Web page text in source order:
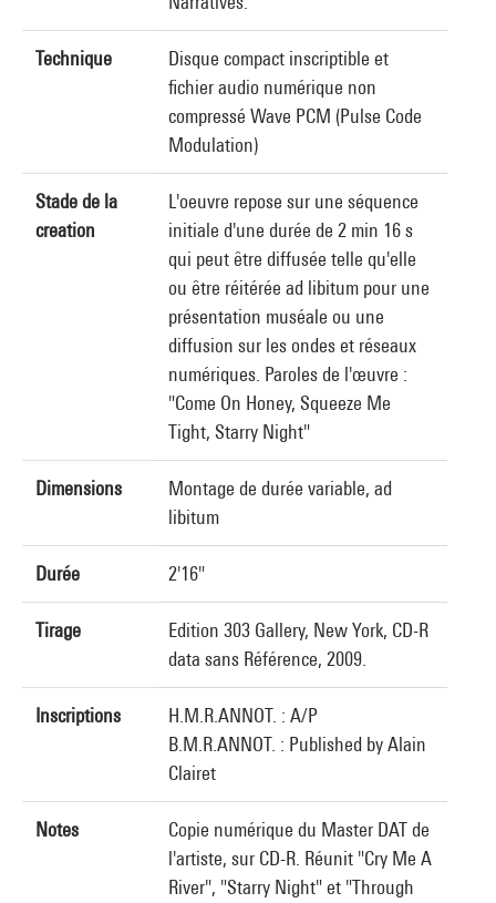
Technique
Disque compact inscriptible et
fichier audio numérique non
compressé Wave PCM (Pulse Code
Modulation)
Stade de la
creation
L'oeuvre repose sur une séquence
initiale d'une durée de 2 min 16 s
qui peut être diffusée telle qu'elle
ou être réitérée ad libitum pour une
présentation muséale ou une
diffusion sur les ondes et réseaux
numériques. Paroles de l'œuvre :
"Come On Honey, Squeeze Me
Tight, Starry Night"
Dimensions
Montage de durée variable, ad
libitum
Durée 2'16"
Tirage
Edition 303 Gallery, New York, CD-R
data sans Référence, 2009.
Inscriptions
H.M.R.ANNOT. : A/P
B.M.R.ANNOT. : Published by Alain
Clairet
Notes
Copie numérique du Master DAT de
l'artiste, sur CD-R. Réunit "Cry Me A
River", "Starry Night" et "Through